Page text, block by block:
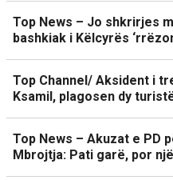
Top News – Jo shkrirjes
bashkiak i Këlcyrës
Top Channel/ Aksident i
Ksamil, plagosen dy
Top News – Akuzat e PD
Mbrojtja: Pati garë, por